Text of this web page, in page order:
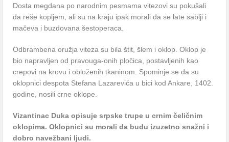
Dosta megdana po narodnim pesmama vitezovi su pokušali
da reše kopljem, ali su na kraju ipak morali da se late sablji i
mačeva i buzdovana šestoperaca.
Odbrambena oružja viteza su bila štit, šlem i oklop. Oklop je
bio napravljen od pravouga-onih pločica, postavljenih kao
crepovi na krovu i obloženih tkaninom. Spominje se da su
oklopnici despota Stefana Lazarevića u bici kod Ankare, 1402.
godine, nosili crne oklope.
Vizantinac Duka opisuje srpske trupe u crnim čeličnim
oklopima. Oklopnici su morali da budu izuzetno snažni i
dobro navežbani ljudi.